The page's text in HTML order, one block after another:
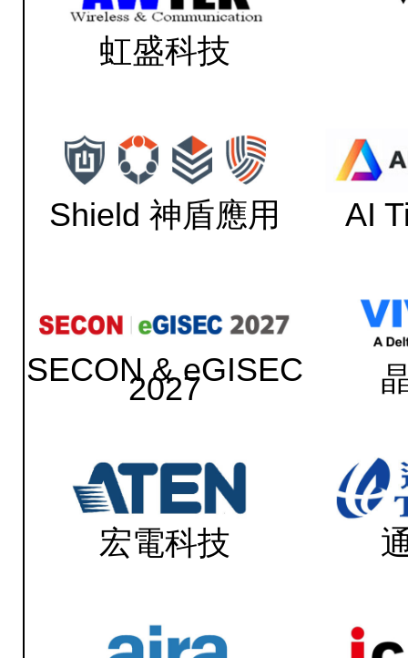
虹盛科技
Shield 神盾應用 AI
SECON & eGISEC
2027
宏電科技